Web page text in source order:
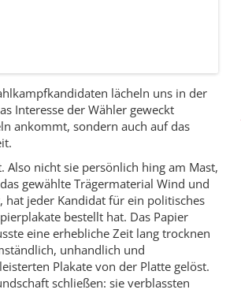
lächeln uns in der
Interesse der Wähler geweckt
ankommt, sondern auch auf das
Also nicht sie persönlich hing am Mast,
gewählte Trägermaterial Wind und
hat jeder Kandidat für ein politisches
bestellt hat. Das Papier
eine erhebliche Zeit lang trocknen
unhandlich und
Plakate von der Platte gelöst.
schließen: sie verblassten